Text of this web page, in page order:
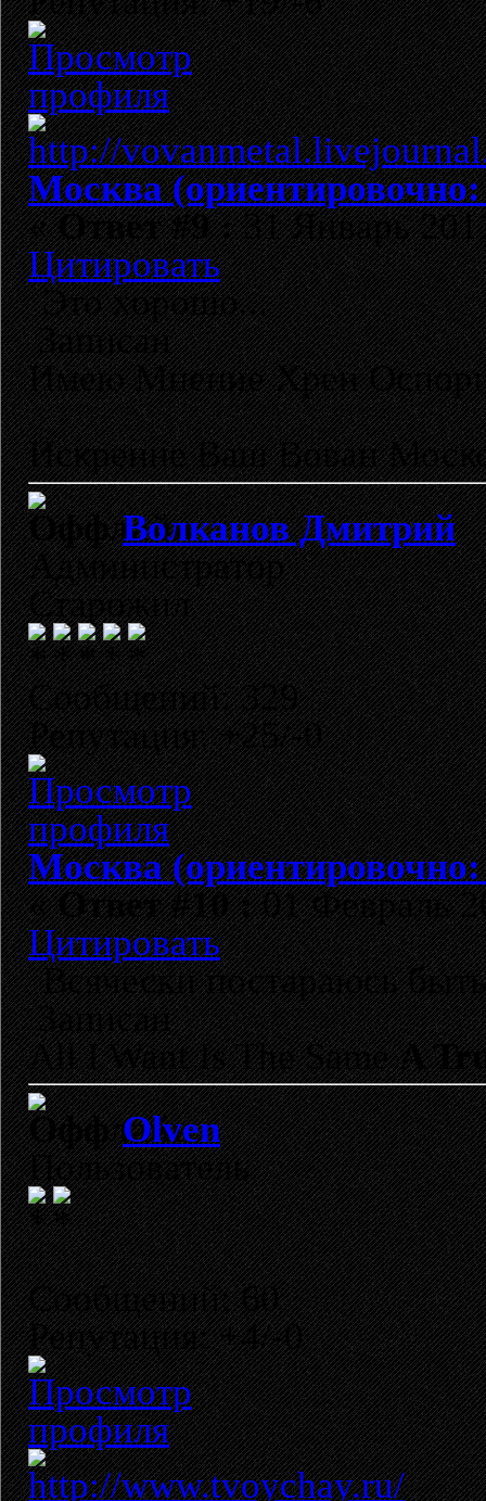
Москва
«Ответ #9 :31 Январь
Цитировать
Это хорошо...
Записан
Имею Мнение Хрен
Искренне Ваш Вован
Волканов Дмитрий
Администратор
Старожил
Сообщений: 329
Репутация: +25/-0
Москва
«Ответ #10 :01 Февраль
Цитировать
Всячески постараюсь
Записан
All I Want Is The SameA
Olven
Пользователь
Сообщений: 60
Репутация: +4/-0